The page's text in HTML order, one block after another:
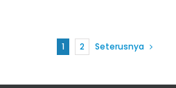
1 2 Seterusnya